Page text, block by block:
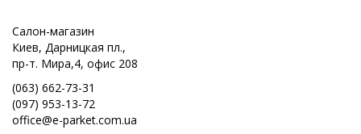
Салон-магазин
Киев, Дарницкая пл.,
пр-т. Мира,4, офис 208
(063) 662-73-31
(097) 953-13-72
office@e-parket.com.ua